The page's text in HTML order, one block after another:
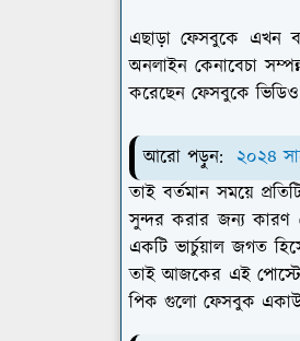
এছাড়া ফেসবুকে এখন
অনলাইন কেনাবেচা
করেছেন ফেসবুকে
আরো পড়ুন: ২০২৪
তাই বর্তমান সময়ে
সুন্দর করার জন্য কারণ
একটি ভার্চুয়াল জগত
তাই আজকের এই পোস্টে
পিক গুলো ফেসবুক